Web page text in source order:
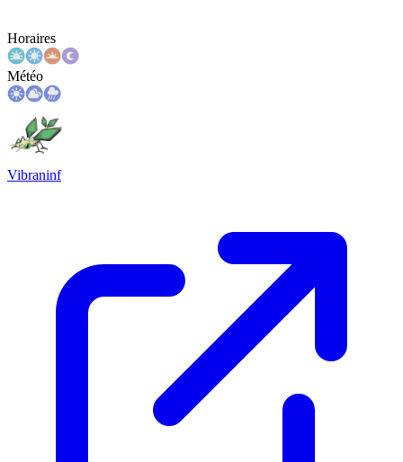
Horaires
Météo
Vibraninf